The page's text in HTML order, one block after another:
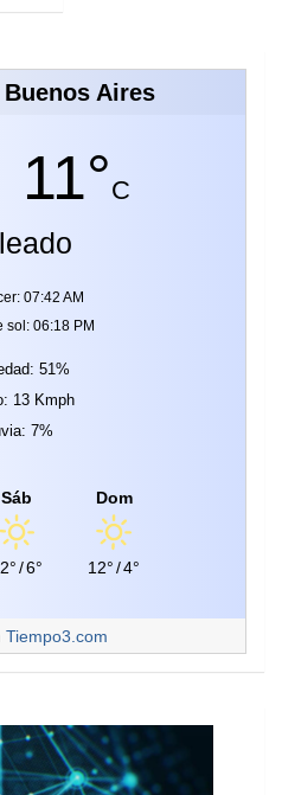
Aires
11°C
07:42 AM
sol: 06:18 PM
51%
13 Kmph
7%
Sáb
/6°
Dom
12°/4°
Tiempo3.com